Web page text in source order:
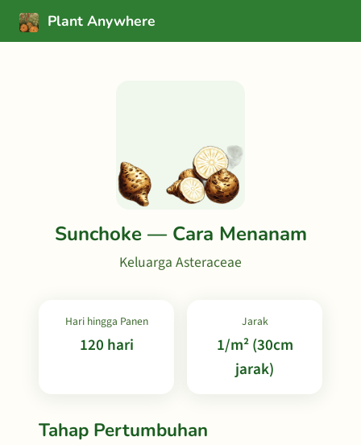
Plant Anywhere
Sunchoke — Cara Menanam
Keluarga Asteraceae
Hari hingga Panen
120 hari
Jarak
1/m² (30cm
jarak)
Tahap Pertumbuhan